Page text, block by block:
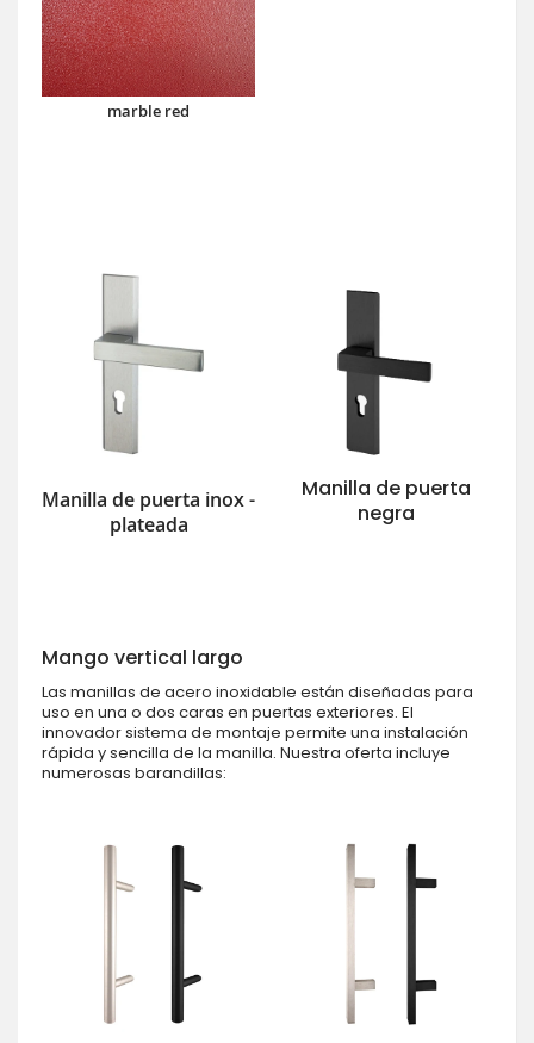
marble red
Manilla de puerta inox -
plateada
Manilla de puerta
negra
Mango vertical largo
Las manillas de acero inoxidable están diseñadas para
uso en una o dos caras en puertas exteriores. El
innovador sistema de montaje permite una instalación
rápida y sencilla de la manilla. Nuestra oferta incluye
numerosas barandillas: